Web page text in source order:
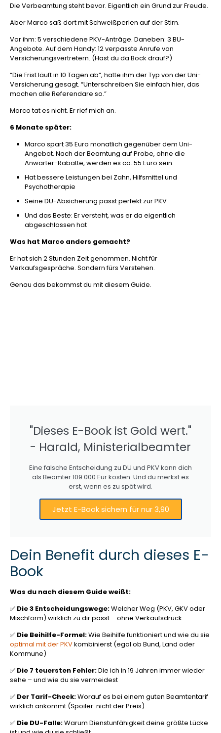
Die Verbeamtung steht bevor. Eigentlich ein Grund zur Freude.
Aber Marco saß dort mit Schweißperlen auf der Stirn.
Vor ihm: 5 verschiedene PKV-Anträge. Daneben: 3 BU-
Angebote. Auf dem Handy: 12 verpasste Anrufe von
Versicherungsvertretern. (Hast du da Bock drauf?)
“Die Frist läuft in 10 Tagen ab”, hatte ihm der Typ von der Uni-
Versicherung gesagt. “Unterschreiben Sie einfach hier, das
machen alle Referendare so.”
Marco tat es nicht. Er rief mich an.
6 Monate später:
Marco spart 35 Euro monatlich gegenüber dem Uni-
Angebot. Nach der Beamtung auf Probe, ohne die
Anwärter-Rabatte, werden es ca. 55 Euro sein.
Hat bessere Leistungen bei Zahn, Hilfsmittel und
Psychotherapie
Seine DU-Absicherung passt perfekt zur PKV
Und das Beste: Er versteht, was er da eigentlich
abgeschlossen hat
Was hat Marco anders gemacht?
Er hat sich 2 Stunden Zeit genommen. Nicht für
Verkaufsgespräche. Sondern fürs Verstehen.
Genau das bekommst du mit diesem Guide.
"Dieses E-Book ist Gold wert."
- Harald, Ministerialbeamter
Eine falsche Entscheidung zu DU und PKV kann dich
als Beamter 109.000 Eur kosten. Und du merkst es
erst, wenn es zu spät wird.
Jetzt E-Book sichern für nur 3,90
Dein Benefit durch dieses E-
Book
Was du nach diesem Guide weißt:
✅ Die 3 Entscheidungswege:Welcher Weg (PKV, GKV oder
Mischform) wirklich zu dir passt – ohne Verkaufsdruck
✅ Die Beihilfe-Formel:Wie Beihilfe funktioniert und wie du sie
optimal mit der PKVkombinierst (egal ob Bund, Land oder
Kommune)
✅ Die 7 teuersten Fehler:Die ich in 19 Jahren immer wieder
sehe – und wie du sie vermeidest
✅ Der Tarif-Check:Worauf es bei einem guten Beamtentarif
wirklich ankommt (Spoiler: nicht der Preis)
✅ Die DU-Falle:Warum Dienstunfähigkeit deine größte Lücke